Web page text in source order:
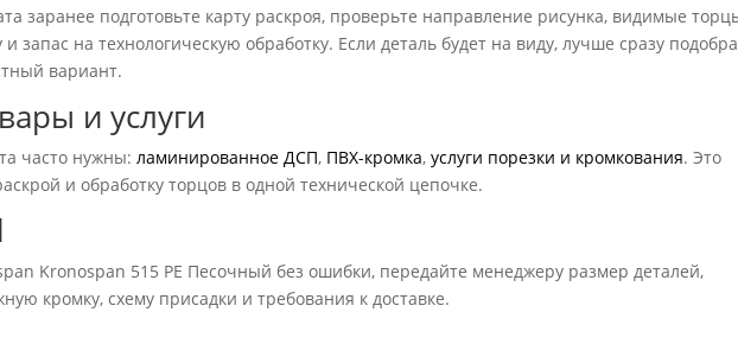
заранее подготовьте карту раскроя, проверьте направление рисунка, видимые
запас на технологическую обработку. Если деталь будет на виду, лучше сразу
вариант.
и услуги
часто нужны:ламинированное ДСП, ПВХ-кромка,услуги порезки и кромкования. Это
и обработку торцов в одной технической цепочке.
Kronospan 515 РЕ Песочный без ошибки, передайте менеджеру размер деталей,
кромку, схему присадки и требования к доставке.